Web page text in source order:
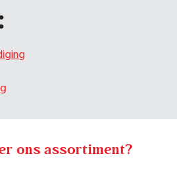
ons assortiment?